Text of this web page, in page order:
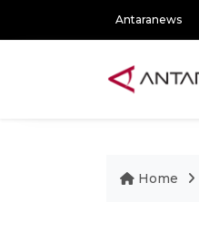
Antaranews
Home